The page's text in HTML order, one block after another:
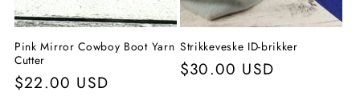
Pink Mirror Cowboy Boot Yarn
Cutter
Vanlig
$22.00 USD
Strikkeveske ID-brikker
Vanlig
$30.00 USD